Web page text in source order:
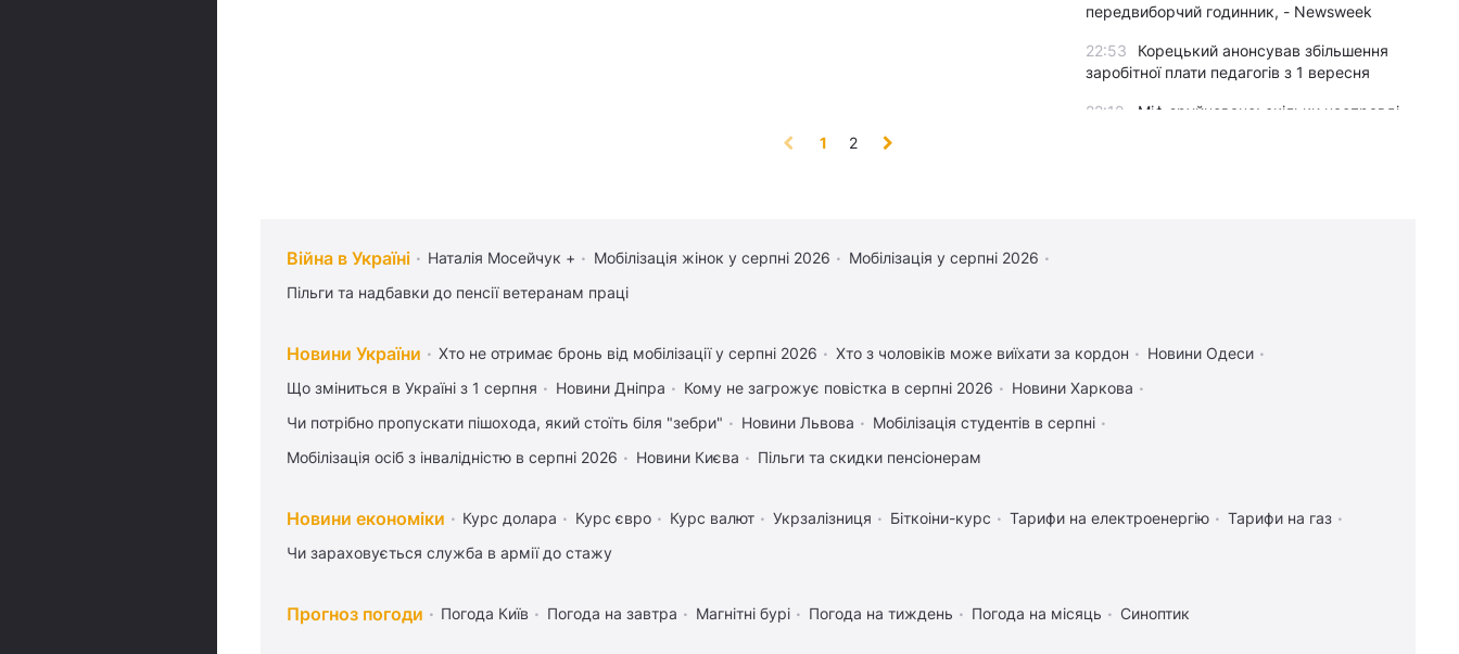
передвиборчий годинник, - Newsweek
22:53
Корецький анонсував збільшення
заробітної плати педагогів з 1 вересня
22:12
Міф зруйновано: скільки насправді
антидронова ракета CM-70 з Канади, - ЗМІ
20:58 Частина ракети SpaceX розбилася
через роки вона почала поглинати більше
1(current)
2
Війна в Україні Наталія Мосейчук + Мобілізація жінок у серпні 2026
Мобілізація у серпні 2026
Пільги та надбавки до пенсії ветеранам праці
Новини України Хто не отримає бронь від мобілізації у серпні 2026 Хто з чоловіків може виїхати за кордон
Новини Одеси
Що зміниться в Україні з 1 серпня
Новини Дніпра Кому не загрожує повістка в серпні 2026
Новини Харкова
Чи потрібно пропускати пішохода, який стоїть біля "зебри"
Новини Львова
Мобілізація студентів в серпні
Мобілізація осіб з інвалідністю в серпні 2026
Новини Києва Пільги та скидки пенсіонерам
Новини економіки Курс долара Курс євро Курс валют Укрзалізниця Біткоіни-курс Тарифи на електроенергію
Тарифи на газ
Чи зараховується служба в армії до стажу
Прогноз погоди Погода Київ Погода на завтра Магнітні бурі Погода на тиждень Погода на місяць Синоптик